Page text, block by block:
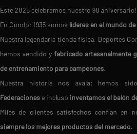
Este 2025 celebramos nuestro 90 aniversario!
En Condor 1935 somos líderes en el mundo
Nuestra legendaria tienda física, Deportes
hemos vendido y fabricado artesanalmente
de entrenamiento para campeones.
Nuestra historia nos avala: hemos
Federaciones e incluso inventamos el balón
Miles de clientes satisfechos confían en
siempre los mejores productos del mercado.